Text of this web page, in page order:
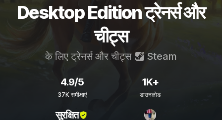
Desktop Edition ट्रेनर्स और
चीट्स
के लिए ट्रेनर्स और चीट्स Steam
4.9/5
37K समीक्षाएं
1K+
डाउनलोड
सुरक्षित